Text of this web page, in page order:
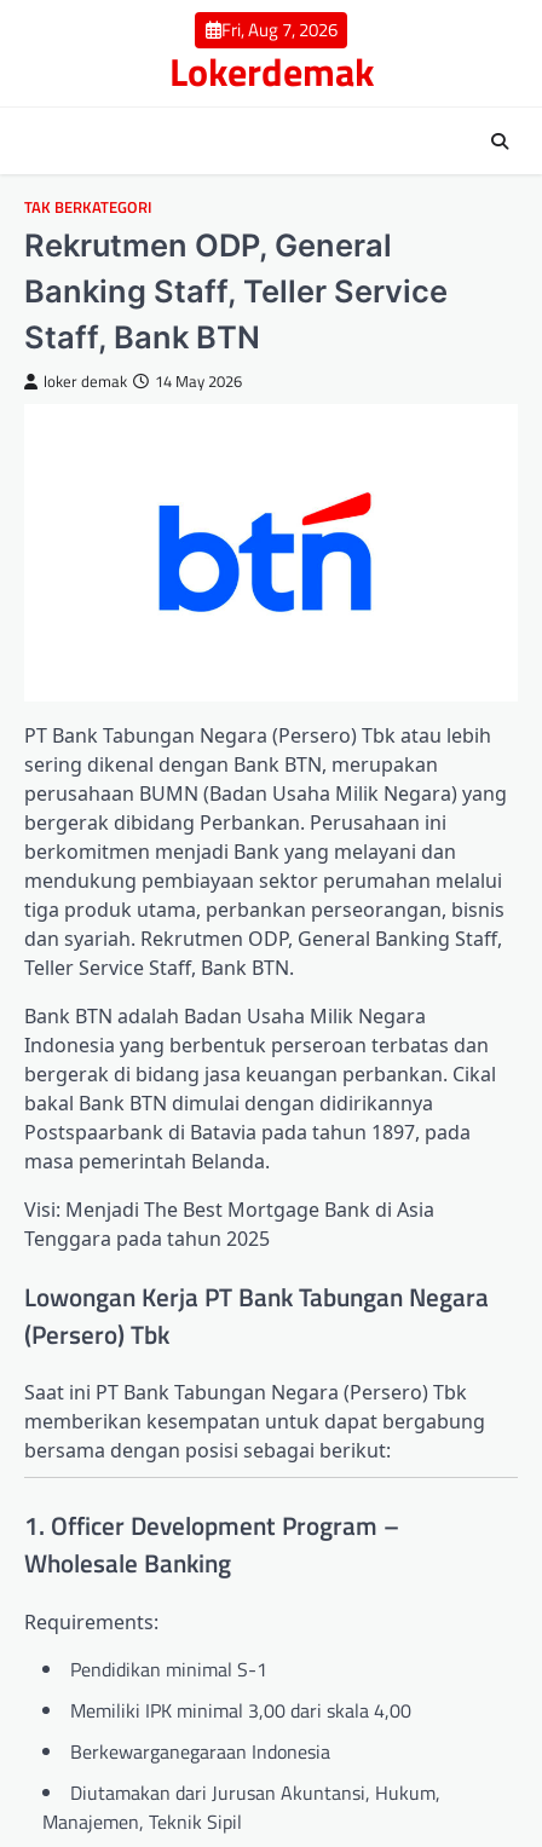
Fri, Aug 7, 2026
Lokerdemak
TAK BERKATEGORI
Rekrutmen ODP, General
Banking Staff, Teller Service
Staff, Bank BTN
loker demak 14 May 2026
PT Bank Tabungan Negara (Persero) Tbk atau lebih
sering dikenal dengan Bank BTN, merupakan
perusahaan BUMN (Badan Usaha Milik Negara) yang
bergerak dibidang Perbankan. Perusahaan ini
berkomitmen menjadi Bank yang melayani dan
mendukung pembiayaan sektor perumahan melalui
tiga produk utama, perbankan perseorangan, bisnis
dan syariah. Rekrutmen ODP, General Banking Staff,
Teller Service Staff, Bank BTN.
Bank BTN adalah Badan Usaha Milik Negara
Indonesia yang berbentuk perseroan terbatas dan
bergerak di bidang jasa keuangan perbankan. Cikal
bakal Bank BTN dimulai dengan didirikannya
Postspaarbank di Batavia pada tahun 1897, pada
masa pemerintah Belanda.
Visi: Menjadi The Best Mortgage Bank di Asia
Tenggara pada tahun 2025
Lowongan Kerja PT Bank Tabungan Negara
(Persero) Tbk
Saat ini PT Bank Tabungan Negara (Persero) Tbk
memberikan kesempatan untuk dapat bergabung
bersama dengan posisi sebagai berikut:
1. Officer Development Program –
Wholesale Banking
Requirements:
Pendidikan minimal S-1
Memiliki IPK minimal 3,00 dari skala 4,00
Berkewarganegaraan Indonesia
Diutamakan dari Jurusan Akuntansi, Hukum,
Manajemen, Teknik Sipil